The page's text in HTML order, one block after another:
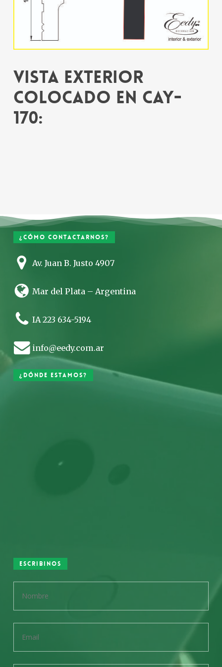
Vista exterior
colocado en CAY-
170:
¿Cómo contactarnos?
Av. Juan B. Justo 4907
Mar del Plata – Argentina
IA 223 634-5194
info@eedy.com.ar
¿Dónde estamos?
Escribinos